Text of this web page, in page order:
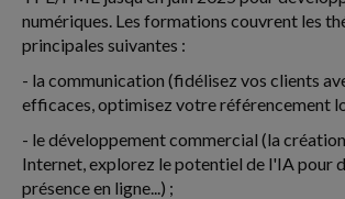
numériques. Les formations couvrent les
principales suivantes :
- la communication (fidélisez vos clients
efficaces, optimisez votre référencement
- le développement commercial (la
Internet, explorez le potentiel de l'IA pour
présence en ligne...) ;